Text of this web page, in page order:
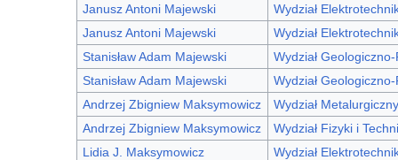
Janusz Antoni Majewski
Wydział
Janusz Antoni Majewski
Wydział
Stanisław Adam Majewski
Wydział
Stanisław Adam Majewski
Wydział
Andrzej Zbigniew Maksymowicz
Wydział Metalurgiczny
Andrzej Zbigniew Maksymowicz
Wydział Fizyki i
Lidia J. Maksymowicz
Wydział